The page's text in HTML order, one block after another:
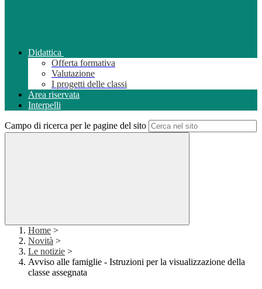
Didattica
Offerta formativa
Valutazione
I progetti delle classi
Area riservata
Interpelli
Campo di ricerca per le pagine del sito
Home >
Novità >
Le notizie >
Avviso alle famiglie - Istruzioni per la visualizzazione della
classe assegnata